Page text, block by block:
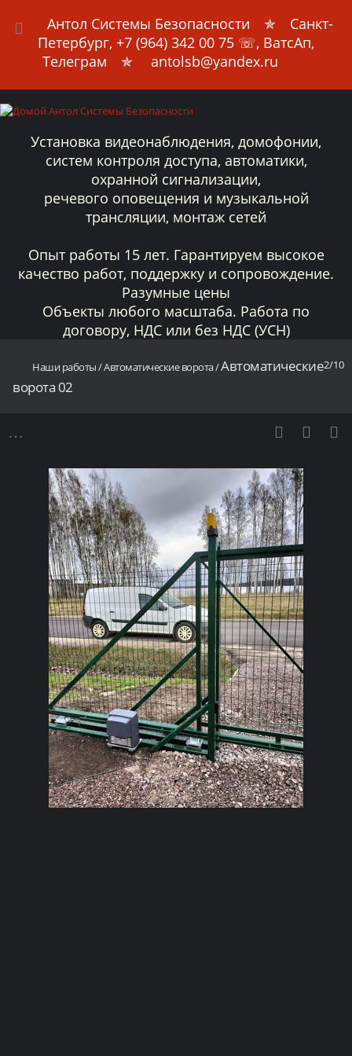
Антол Системы Безопасности ✯ Санкт-
Петербург, +7 (964) 342 00 75 ☏, ВатсАп,
Телеграм ✯ antolsb@yandex.ru
Установка видеонаблюдения, домофонии,
систем контроля доступа, автоматики,
охранной сигнализации,
речевого оповещения и музыкальной
трансляции, монтаж сетей
Опыт работы 15 лет. Гарантируем высокое
качество работ, поддержку и сопровождение.
Разумные цены
Объекты любого масштаба. Работа по
договору, НДС или без НДС (УСН)
2/10
Наши работы/Автоматические ворота/Автоматические
ворота 02